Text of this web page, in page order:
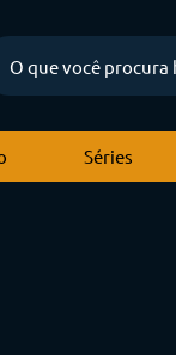
Séries